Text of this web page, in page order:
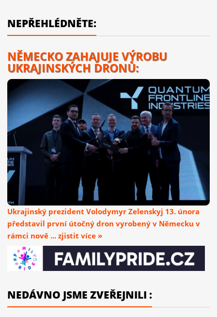
NEPŘEHLÉDNĚTE:
NĚMECKO ZAHAJUJE VÝROBU
UKRAJINSKÝCH DRONŮ:
Ukrajinský prezident Volodymyr Zelenskyj 13. února
představil první útočný dron vyrobený v Německu v
rámci nově ... zjistit více »
NEDÁVNO JSME ZVEŘEJNILI :